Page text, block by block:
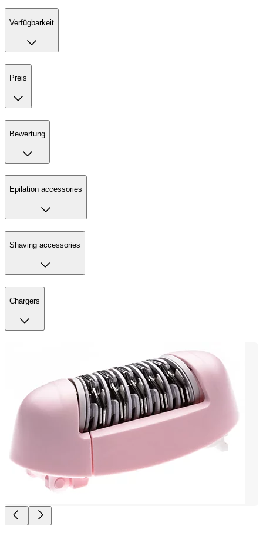
Verfügbarkeit
Preis
Bewertung
Epilation accessories
Shaving accessories
Chargers